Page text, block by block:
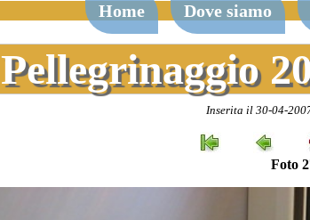
Home Dove siamo
Pellegrinaggio
Inserita il 30-04-
Foto